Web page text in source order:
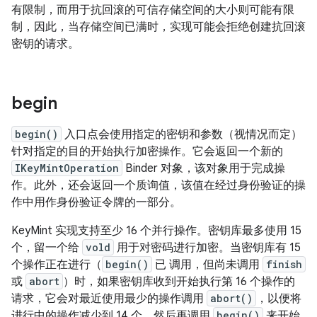
有限制，而用于抗回滚的可信存储空间的大小则可能有限
制，因此，当存储空间已满时，实现可能会拒绝创建抗回滚
密钥的请求。
begin
begin()
入口点会使用指定的密钥和参数（视情况而定）
针对指定的目的开始执行加密操作。它会返回一个新的
IKeyMintOperation Binder 对象，该对象用于完成操
作。此外，还会返回一个质询值，该值在经过身份验证的操
作中用作身份验证令牌的一部分。
KeyMint 实现支持至少 16 个并行操作。密钥库最多使用 15
个，留一个给 vold 用于对密码进行加密。当密钥库有 15
个操作正在进行（ begin() 已 调用，但尚未调用 finish
或 abort ）时，如果密钥库收到开始执行第 16 个操作的
请求，它会对最近使用最少的操作调用 abort()
，以便将